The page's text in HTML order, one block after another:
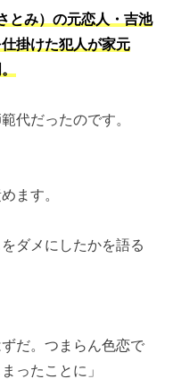
とみ）の元恋人・吉池
掛けた犯人が家元
代だったのです。
ます。
ダメにしたかを語る
だ。つまらん色恋で
ったことに」